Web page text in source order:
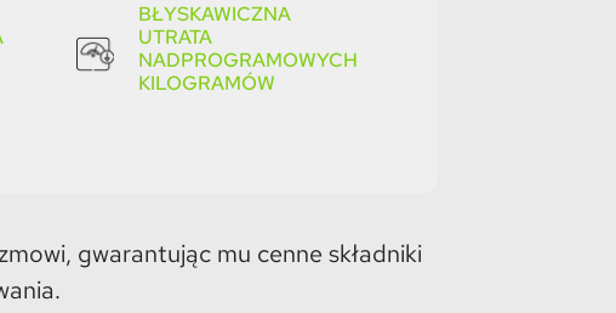
BŁYSKAWICZNA
UTRATA
NADPROGRAMOWYCH
KILOGRAMÓW
gwarantując mu cenne składniki